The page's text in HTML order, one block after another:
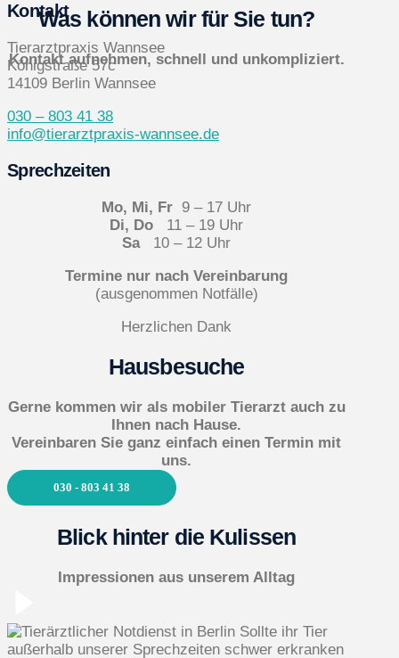
Was können wir für Sie tun?
Kontakt aufnehmen, schnell und unkompliziert.
Kontakt
Tierarztpraxis Wannsee
Königstraße 57c
14109 Berlin Wannsee
030 – 803 41 38
info@tierarztpraxis-wannsee.de
Sprechzeiten
Mo, Mi, Fr 9 – 17 Uhr
Di, Do 11 – 19 Uhr
Sa 10 – 12 Uhr
Termine nur nach Vereinbarung
(ausgenommen Notfälle)
Herzlichen Dank
Hausbesuche
Gerne kommen wir als mobiler Tierarzt auch zu
Ihnen nach Hause.
Vereinbaren Sie ganz einfach einen Termin mit
uns.
030 - 803 41 38
Blick hinter die Kulissen
Impressionen aus unserem Alltag